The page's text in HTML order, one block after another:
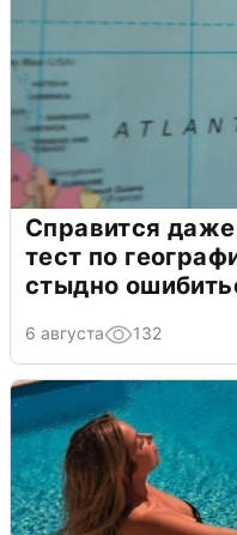
Справится
тест по
стыдно
6 августа 132